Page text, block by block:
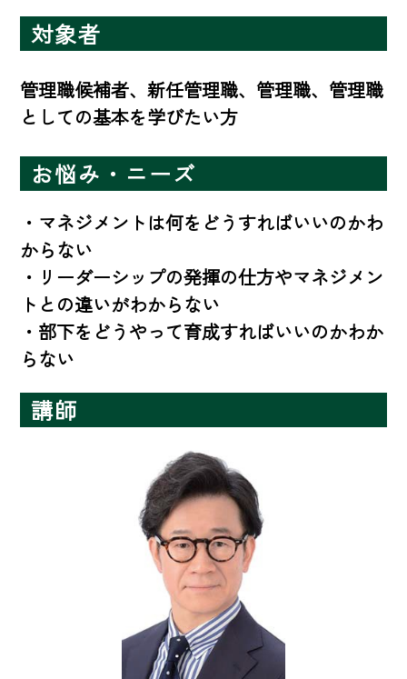
対象者
管理職候補者、新任管理職、管理職、管理職
としての基本を学びたい方
お悩み・ニーズ
・マネジメントは何をどうすればいいのかわ
からない
・リーダーシップの発揮の仕方やマネジメン
トとの違いがわからない
・部下をどうやって育成すればいいのかわか
らない
講師